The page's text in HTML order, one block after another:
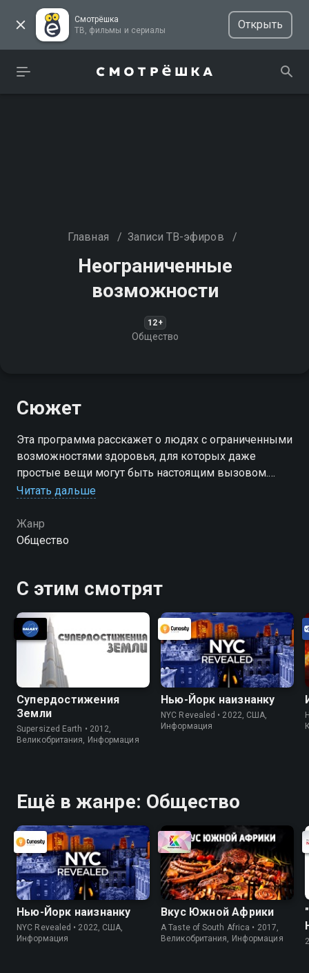
Смотрёшка
ТВ, фильмы и сериалы
Открыть
Главная / Записи ТВ-эфиров /
Неограниченные
возможности
12+
Общество
Сюжет
Эта программа расскажет о людях с ограниченными
возможностями здоровья, для которых даже
простые вещи могут быть настоящим вызовом.
Однако их дух не знает границ, и они решают эти
окружающих
Читать дальше
Жанр
Общество
С этим смотрят
Супердостижения
Земли
Supersized Earth • 2012,
Великобритания, Информация
Нью-Йорк наизнанку
NYC Revealed • 2022, США,
Информация
Ещё в жанре: Общество
Нью-Йорк наизнанку
NYC Revealed • 2022, США,
Информация
Вкус Южной Африки
A Taste of South Africa • 2017,
Великобритания, Информация